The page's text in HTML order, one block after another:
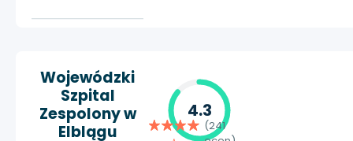
Wojewódzki
Szpital
Zespolony w
Elblągu
4.3
(241